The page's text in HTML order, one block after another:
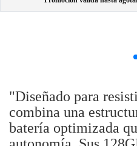
"Diseñado para
combina una
batería optimizada